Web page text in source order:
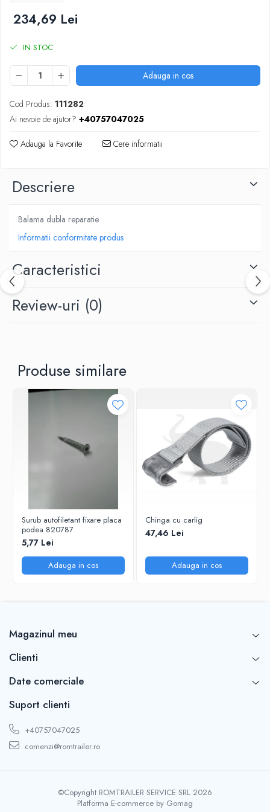
SUPAPE PNEUMATICE
234,69 Lei
IN STOC
Adauga in cos
Cod Produs: 111282
Ai nevoie de ajutor? +40757047025
Adauga la Favorite Cere informatii
Descriere
Balama dubla reparatie
Informatii conformitate produs
Caracteristici
Review-uri (0)
Produse similare
Surub autofiletant fixare placa
podea 820787
5,77 Lei
Adauga in cos
Chinga cu carlig
47,46 Lei
Adauga in cos
Magazinul meu
Clienti
Date comerciale
Suport clienti
+40757047025
comenzi@romtrailer.ro
©Copyright ROMTRAILER SERVICE SRL 2026
Platforma E-commerce by Gomag